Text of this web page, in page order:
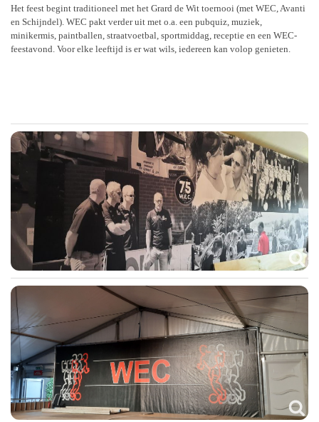
Het feest begint traditioneel met het Grard de Wit toernooi (met WEC, Avanti
en Schijndel). WEC pakt verder uit met o.a. een pubquiz, muziek,
minikermis, paintballen, straatvoetbal, sportmiddag, receptie en een WEC-
feestavond. Voor elke leeftijd is er wat wils, iedereen kan volop genieten.